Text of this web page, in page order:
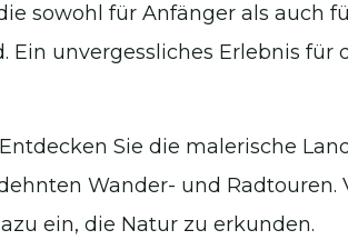
sowohl für Anfänger als auch
Ein unvergessliches Erlebnis für
Sie die malerische
Wander- und Radtouren.
ein, die Natur zu erkunden.